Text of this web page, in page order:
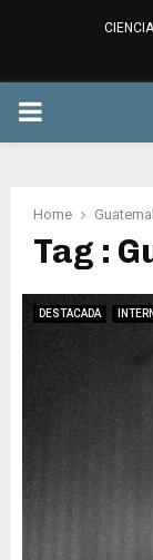
PRIMARY
Home
Tag :
DESTACADA